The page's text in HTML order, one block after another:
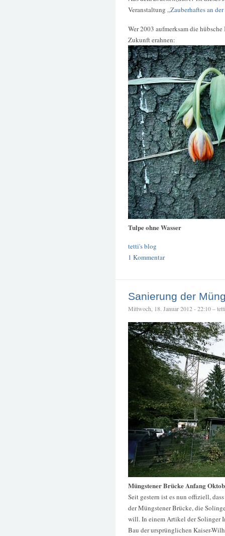
Veranstaltung „Zauberhaftes an
Wer 2003 aufmerksam die
Zukunft erahnen:
Tulpe ohne Wasser
tetti's blog
1 Kommentar
Sanierung der
Mittwoch, 18. Januar 2012 - 22:10 – tetti
Müngstener Brücke Anfang
Seit gestern ist es nun offiziell,
der Müngstener Brücke, die
will. In einem Artikel der Solinger
Bau der ursprünglichen Kaiser-